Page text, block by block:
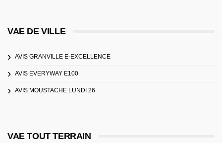
VAE DE VILLE
AVIS GRANVILLE E-EXCELLENCE
AVIS EVERYWAY E100
AVIS MOUSTACHE LUNDI 26
VAE TOUT TERRAIN